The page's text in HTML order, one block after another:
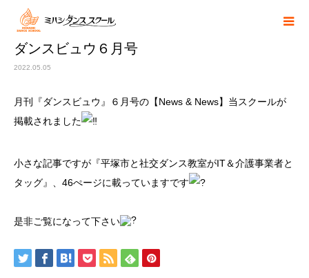
ダンスビュウ６月号
2022.05.05
月刊『ダンスビュウ』６月号の【News & News】当スクールが
掲載されました
小さな記事ですが『平塚市と社交ダンス教室がIT＆介護事業者と
タッグ』、46ぺージに載っていますです
是非ご覧になって下さい